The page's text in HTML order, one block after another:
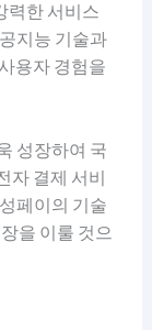
력한 서비스
지능 기술과
용자 경험을
성장하여 국
자 결제 서비
페이의 기술
을 이룰 것으